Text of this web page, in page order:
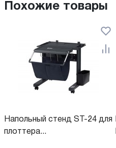
Похожие товары
Напольный стенд ST-24 для
плоттера...